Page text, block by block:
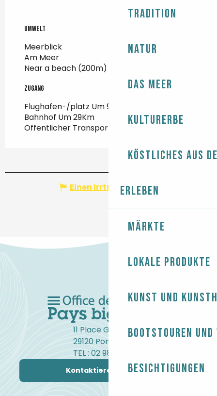
Tradition
Natur
Das Meer
Kulturerbe
Köstliches aus
Erleben
Märkte
Lokale Produkte
Kunst und
Bootstouren
Besichtigungen
Umwelt
Umwelt
Meerblick
Am Meer
Near a beach (200m)
Zugang
Zugang
Flughafen-/platz Um 97Km
Bahnhof Um 29Km
Öffentlicher Transport Um 4Km
Einen Irrtum angeben
11 Place Gambetta
29120 Pont-l'Abbé
TEL : 02 98 82 37 99
Kontaktieren Sie uns